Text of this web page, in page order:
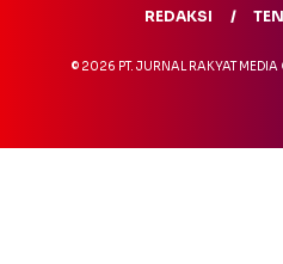
REDAKSI
© 2026 PT. JURNAL RAKYAT MEDIA